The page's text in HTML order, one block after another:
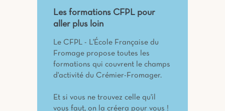
Les formations CFPL pour
aller plus loin
Le CFPL - L'École Française du
Fromage propose toutes les
formations qui couvrent le champs
d'activité du Crémier-Fromager.
Et si vous ne trouvez celle qu'il
vous faut, on la créera pour vous !